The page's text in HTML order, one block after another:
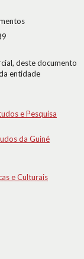
deste documento
entidade
e Pesquisa
da Guiné
e Culturais